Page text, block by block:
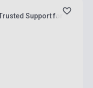
Support for